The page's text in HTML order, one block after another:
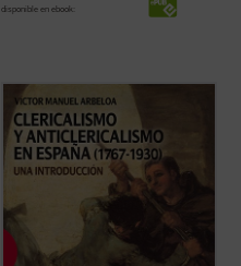
disponible en ebook:
La historia española, especialmente en los
últimos siglos, parece marcada por una
confrontación radical entre las posiciones
católicas y las posiciones anticatólicas.
Desde ambos lados se ha derivado a
menudo hacia una actitud de hostilidad y ...